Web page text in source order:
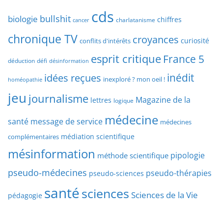
a
t
y
e
d
’
a
i
c
l
e
r
h
p
a
t
e
biologie bullshit cancer cds charlatanisme chiffres
chronique TV conflits d'intérêts croyances curiosité
déduction défi désinformation esprit critique France 5
homéopathie idées reçues inexploré ? mon oeil ! inédit
jeu journalisme lettres logique Magazine de la
santé message de service médecine médecines
complémentaires médiation scientifique
mésinformation méthode scientifique pipologie
pseudo-médecines pseudo-sciences pseudo-thérapies
pédagogie santésciences Sciences de la Vie